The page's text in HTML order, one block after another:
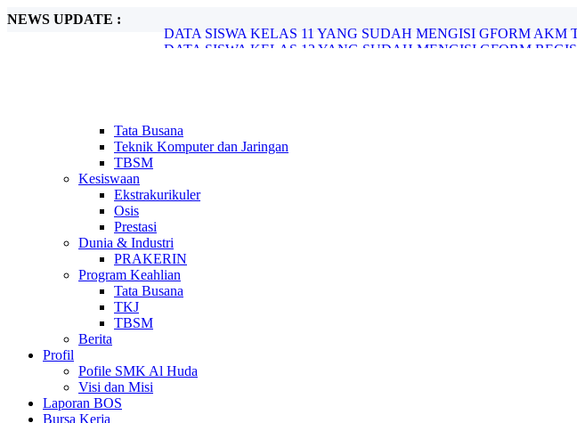
NEWS UPDATE :
DATA SISWA KELAS 11 YANG SUDAH MENGISI GFORM AKM
DATA SISWA KELAS 12 YANG SUDAH MENGISI GFORM
OJT 2020...
Sefety Riding November 2020...
Tata Busana
Teknik Komputer dan Jaringan
TBSM
Kesiswaan
Ekstrakurikuler
Osis
Prestasi
Dunia & Industri
PRAKERIN
Program Keahlian
Tata Busana
TKJ
TBSM
Berita
Profil
Pofile SMK Al Huda
Visi dan Misi
Laporan BOS
Bursa Kerja